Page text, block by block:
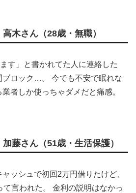
木さん（28歳・無職）
す」と書かれてた人に連絡した
ブロック…。 今でも不安で眠れな
者しか使っちゃダメだと痛感。
藤さん（51歳・生活保護）
ッシュで初回2万円借りたけど、
て言われた。 金利の説明はなかっ